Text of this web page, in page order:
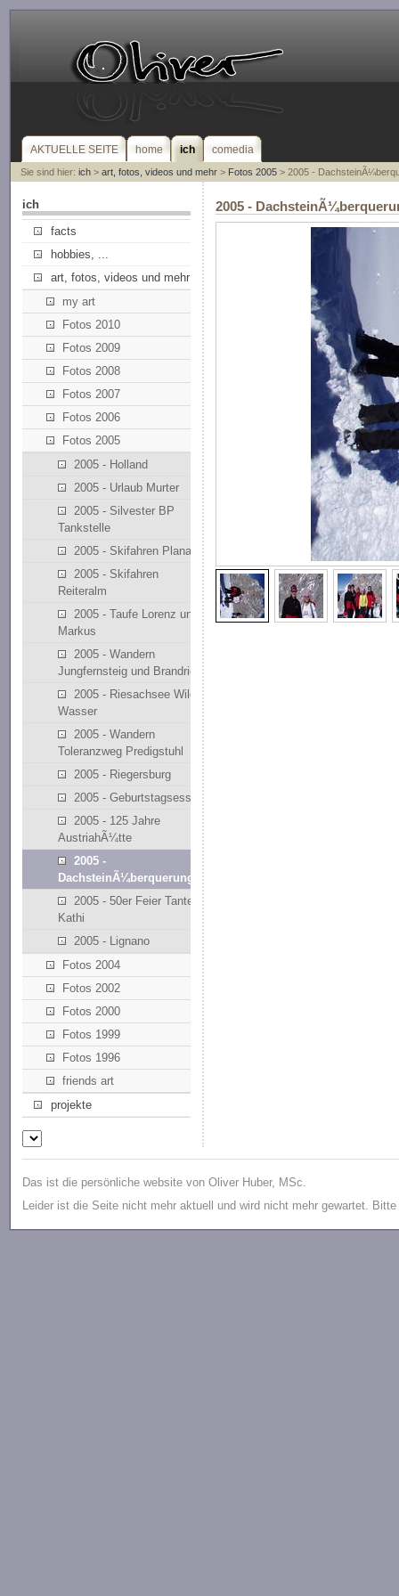
AKTUELLE SEITE home ich comedia
Sie sind hier: ich> art, fotos, videos und mehr> Fotos 2005> 2005 -
ich
facts
hobbies, ...
art, fotos, videos und mehr
my art
Fotos 2010
Fotos 2009
Fotos 2008
Fotos 2007
Fotos 2006
Fotos 2005
2005 - Holland
2005 - Urlaub Murter
2005 - Silvester BP
Tankstelle
2005 - Skifahren Planai
2005 - Skifahren
Reiteralm
2005 - Taufe Lorenz und
Markus
2005 - Wandern
Jungfernsteig und Brandriedl
2005 - Riesachsee Wilde
Wasser
2005 - Wandern
Toleranzweg Predigstuhl
2005 - Riegersburg
2005 - Geburtstagsessen
2005 - 125 Jahre
AustriahÃ¼tte
2005 -
DachsteinÃ¼berquerung
2005 - 50er Feier Tante
Kathi
2005 - Lignano
Fotos 2004
Fotos 2002
Fotos 2000
Fotos 1999
Fotos 1996
friends art
projekte
2005 -
Das ist die persönliche website von Oliver Huber, MSc.
Leider ist die Seite nicht mehr aktuell und wird nicht mehr gewartet.